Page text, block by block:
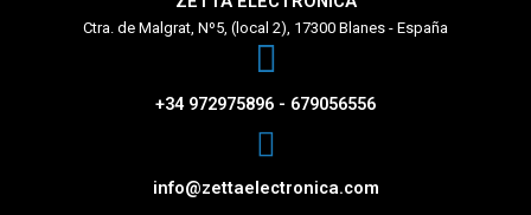
Ctra. de Malgrat, Nº5, (local 2), 17300 Blanes - España
+34 972975896 - 679056556
info@zettaelectronica.com